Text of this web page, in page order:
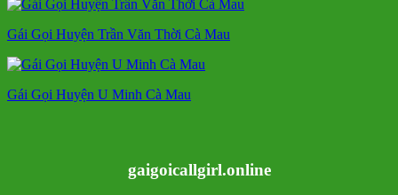
Gái Gọi Huyện Trần Văn Thời Cà Mau
Gái Gọi Huyện U Minh Cà Mau
gaigoicallgirl.online